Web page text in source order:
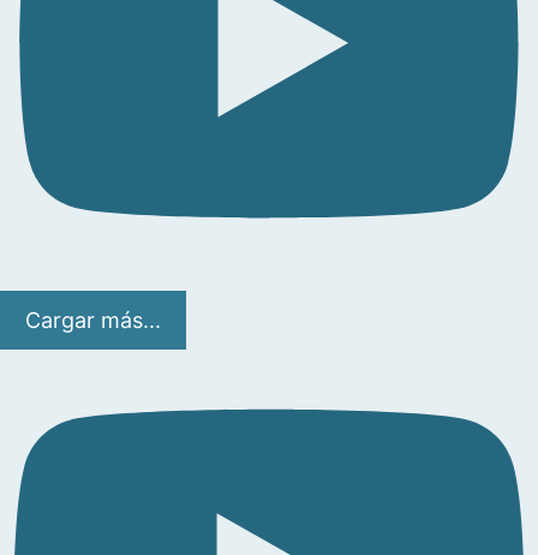
Cargar más...